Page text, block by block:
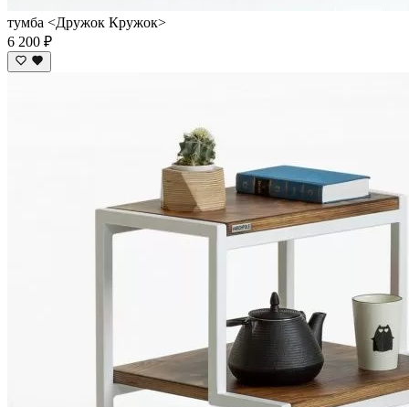
тумба <Дружок Кружок>
6 200 ₽